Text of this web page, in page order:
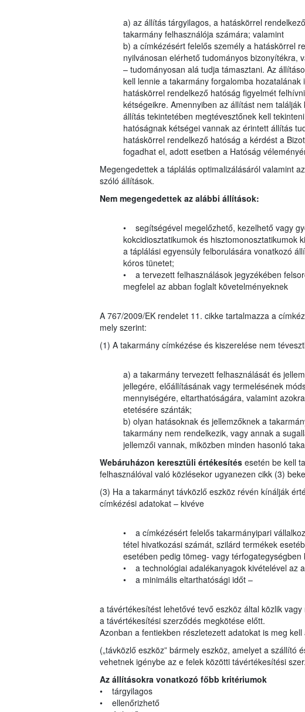
a) az állítás tárgyilagos, a hatáskörrel
takarmány felhasználója számára; valamint
b) a címkézésért felelős személy a hatáskörrel
nyilvánosan elérhető tudományos bizonyítékra,
– tudományosan alá tudja támasztani. Az
kell lennie a takarmány forgalomba
hatáskörrel rendelkező hatóság figyelmét
kétségeikre. Amennyiben az állítást nem
állítás tekintetében megtévesztőnek kell
hatóságnak kétségei vannak az érintett állítás
hatáskörrel rendelkező hatóság a kérdést a
fogadhat el, adott esetben a Hatóság
Megengedettek a táplálás optimalizálásáról valamint
szóló állítások.
Nem megengedettek az alábbi állítások:
• segítségével megelőzhető, kezelhető vagy
kokcidiosztatikumok és hisztomonosztatikumok
a táplálási egyensúly felborulására vonatkozó
kóros tünetet;
• a tervezett felhasználások jegyzékében
megfelel az abban foglalt követelményeknek
A 767/2009/EK rendelet 11. cikke tartalmazza a
mely szerint:
(1) A takarmány címkézése és kiszerelése nem
a) a takarmány tervezett felhasználását és
jellegére, előállításának vagy termelésének
mennyiségére, eltarthatóságára, valamint
etetésére szánták;
b) olyan hatásoknak és jellemzőknek a
takarmány nem rendelkezik, vagy annak a
jellemzői vannak, miközben minden hasonló
Webáruházon keresztüli értékesítésesetén be kell
felhasználóval való közlésekor ugyanezen cikk (3)
(3) Ha a takarmányt távközlő eszköz révén kínálják
címkézési adatokat – kivéve
• a címkézésért felelős takarmányipari
tétel hivatkozási számát, szilárd termékek
esetében pedig tömeg- vagy
• a technológiai adalékanyagok kivételével az
• a minimális eltarthatósági időt –
a távértékesítést lehetővé tevő eszköz által közlik
a távértékesítési szerződés megkötése előtt.
Azonban a fentiekben részletezett adatokat is meg
(„távközlő eszköz” bármely eszköz, amelyet a szállító
vehetnek igénybe az e felek közötti távértékesítési
Az állításokra vonatkozó főbb kritériumok
• tárgyilagos
• ellenőrizhető